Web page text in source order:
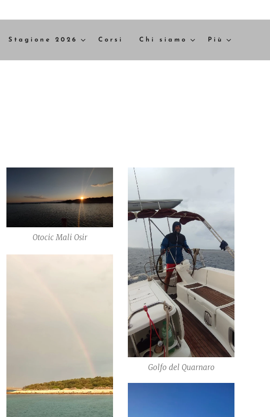
Stagione 2026 Corsi Chi siamo Più
Otocic Mali Osir
Golfo del Quarnaro